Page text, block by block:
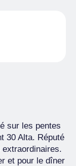
sur les pentes
30 Alta. Réputé
et pour le dîner